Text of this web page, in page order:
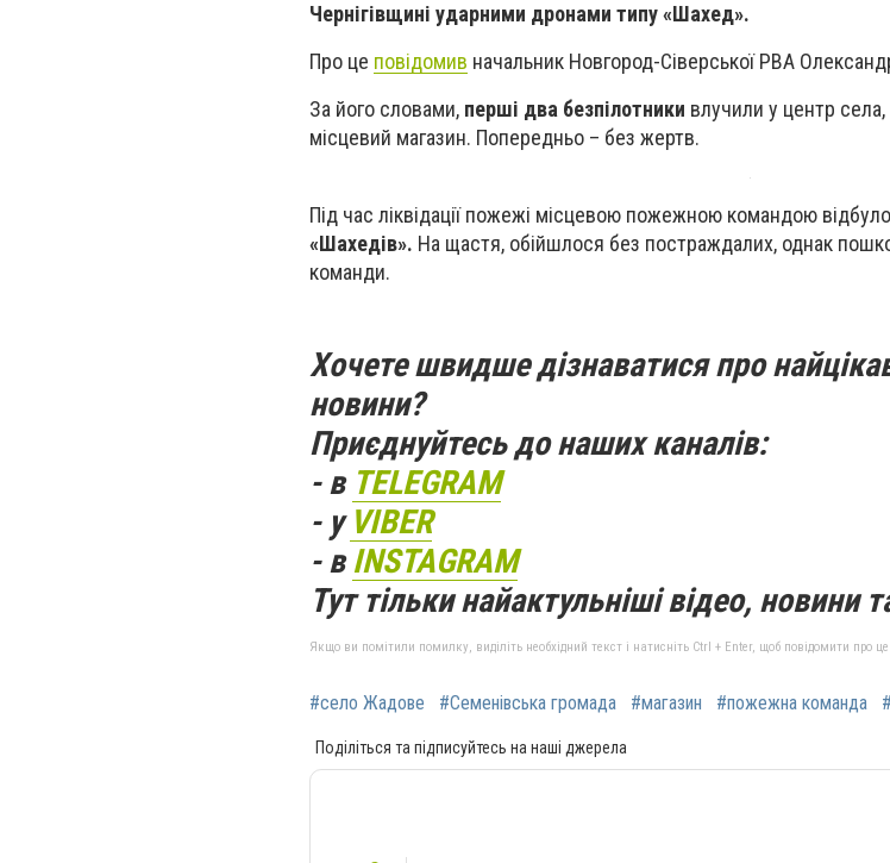
Чернігівщині ударними дронами типу «Шахед».
Про це повідомив начальник Новгород-Сіверської РВА
За його словами, перші два безпілотники влучили у центр села,
місцевий магазин. Попередньо – без жертв.
Під час ліквідації пожежі місцевою пожежною командою
«Шахедів». На щастя, обійшлося без постраждалих, однак
команди.
Хочете швидше дізнаватися про
новини?
Приєднуйтесь до наших каналів:
- в TELEGRAM
- у VIBER
- вINSTAGRAM
Тут тільки найактульніші відео, новини
Якщо ви помітили помилку, виділіть необхідний текст і натисніть Ctrl + Enter, щоб повідомити про
#село Жадове #Семенівська громада #магазин #пожежна команда
Поділіться та підписуйтесь на наші джерела